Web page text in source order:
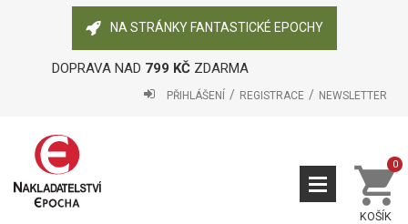
NA STRÁNKY FANTASTICKÉ EPOCHY
DOPRAVA NAD 799 KČZDARMA
PŘIHLÁŠENÍ REGISTRACE NEWSLETTER
KOŠÍK
0